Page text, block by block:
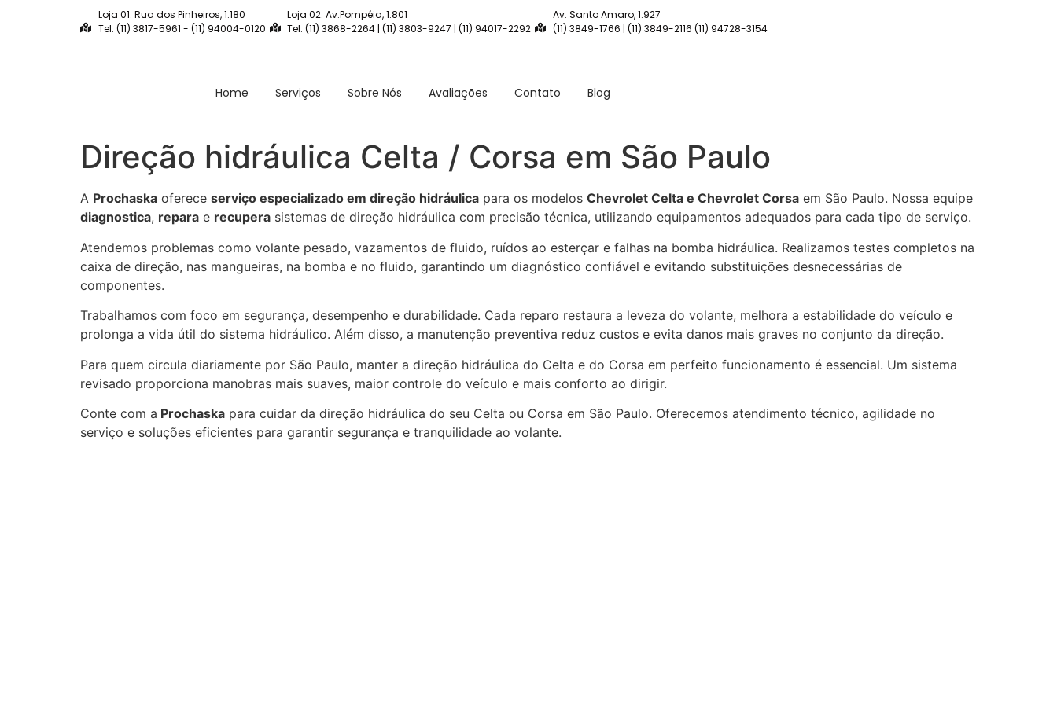
Loja 01: Rua dos Pinheiros, 1.180
Tel: (11) 3817-5961 - (11) 94004-0120
Loja 02: Av.Pompéia, 1.801
Tel: (11) 3868-2264 | (11) 3803-9247 | (11) 94017-2292
Av. Santo Amaro, 1.927
(11) 3849-1766 | (11) 3849-2116 (11) 94728-3154
Home Serviços Sobre Nós Avaliações Contato Blog
Direção hidráulica Celta / Corsa em São Paulo
A Prochaska oferece serviço especializado em direção hidráulica para os modelos Chevrolet Celta e Chevrolet Corsa em São Paulo. Nossa equipe
diagnostica, repara e recupera sistemas de direção hidráulica com precisão técnica, utilizando equipamentos adequados para cada tipo de serviço.
Atendemos problemas como volante pesado, vazamentos de fluido, ruídos ao esterçar e falhas na bomba hidráulica. Realizamos testes completos na
caixa de direção, nas mangueiras, na bomba e no fluido, garantindo um diagnóstico confiável e evitando substituições desnecessárias de
componentes.
Trabalhamos com foco em segurança, desempenho e durabilidade. Cada reparo restaura a leveza do volante, melhora a estabilidade do veículo e
prolonga a vida útil do sistema hidráulico. Além disso, a manutenção preventiva reduz custos e evita danos mais graves no conjunto da direção.
Para quem circula diariamente por São Paulo, manter a direção hidráulica do Celta e do Corsa em perfeito funcionamento é essencial. Um sistema
revisado proporciona manobras mais suaves, maior controle do veículo e mais conforto ao dirigir.
Conte com a Prochaska para cuidar da direção hidráulica do seu Celta ou Corsa em São Paulo. Oferecemos atendimento técnico, agilidade no
serviço e soluções eficientes para garantir segurança e tranquilidade ao volante.